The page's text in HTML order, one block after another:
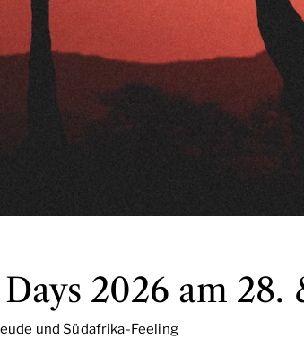
Block
Südafrikas geprägt hat.